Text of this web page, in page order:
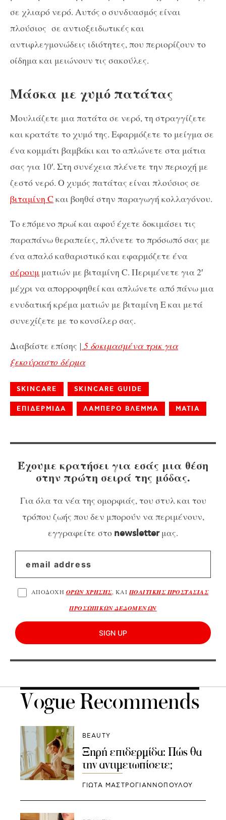
σε χλιαρό νερό. Αυτός ο συνδυασμός είναι
πλούσιος σε αντιοξειδωτικές και
αντιφλεγμονώδεις ιδιότητες, που περιορίζουν το
οίδημα και μειώνουν τις σακούλες.
Μάσκα με χυμό πατάτας
Μουλιάζετε μια πατάτα σε νερό, τη στραγγίζετε
και κρατάτε το χυμό της. Εφαρμόζετε το μείγμα σε
ένα κομμάτι βαμβάκι και το απλώνετε στα μάτια
σας για 10′. Στη συνέχεια πλένετε την περιοχή με
ζεστό νερό. Ο χυμός πατάτας είναι πλούσιος σε
βιταμίνη C και βοηθά στην παραγωγή κολλαγόνου.
Το επόμενο πρωί και αφού έχετε δοκιμάσει τις
παραπάνω θεραπείες, πλύνετε το πρόσωπό σας με
ένα απαλό καθαριστικό και εφαρμόζετε ένα
σέρουμ ματιών με βιταμίνη C. Περιμένετε για 2′
μέχρι να απορροφηθεί και απλώνετε από πάνω μια
ενυδατική κρέμα ματιών με βιταμίνη Ε και μετά
συνεχίζετε με το κονσίλερ σας.
Διαβάστε επίσης | 5 δοκιμασμένα τρικ για
ξεκούραστο δέρμα
SKINCARE SKINCARE GUIDE
ΕΠΙΔΕΡΜΙΔΑ ΛΑΜΠΕΡΟ ΒΛΕΜΜΑ ΜΑΤΙΑ
Έχουμε κρατήσει για εσάς μια θέση
στην πρώτη σειρά της μόδας.
Για όλα τα νέα της ομορφιάς, του στυλ και του
τρόπου ζωής που δεν μπορούν να περιμένουν,
εγγραφείτε στο newsletterμας.
ΑΠΟΔΟΧΗ ΟΡΩΝ ΧΡΗΣΗΣ, ΚΑΙΠΟΛΙΤΙΚΗΣ ΠΡΟΣΤΑΣΙΑΣ
ΠΡΟΣΩΠΙΚΩΝ ΔΕΔΟΜΕΝΩΝ
SIGN UP
Vogue Recommends
BEAUTY
Ξηρή επιδερμίδα: Πώς θα
την αντιμετωπίσετε;
ΓΙΩΤΑ ΜΑΣΤΡΟΓΙΑΝΝΟΠΟΥΛΟΥ